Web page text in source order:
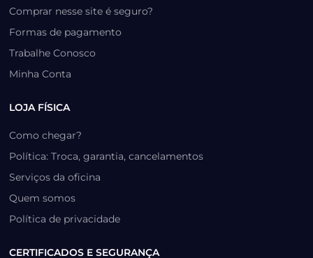
Comprar nesse site é seguro?
Formas de pagamento
Trabalhe Conosco
Minha Conta
LOJA FÍSICA
Como chegar?
Política: Troca, garantia, cancelamentos
Serviços da oficina
Quem somos
Política de privacidade
CERTIFICADOS E SEGURANÇA